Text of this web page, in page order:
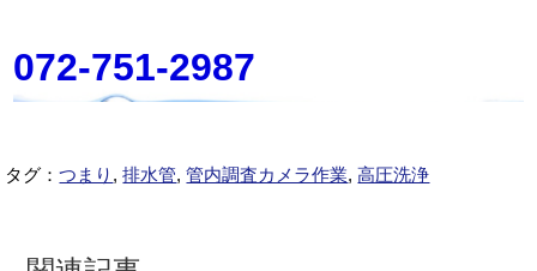
072-751-2987
タグ：つまり ,排水管,管内調査カメラ作業,高圧洗浄